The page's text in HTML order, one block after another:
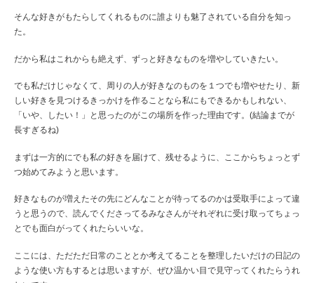
そんな好きがもたらしてくれるものに誰よりも魅了されている自分を知っ
た。
だから私はこれからも絶えず、ずっと好きなものを増やしていきたい。
でも私だけじゃなくて、周りの人が好きなのものを１つでも増やせたり、新
しい好きを見つけるきっかけを作ることなら私にもできるかもしれない、
「いや、したい！」と思ったのがこの場所を作った理由です。(結論までが
長すぎるね)
まずは一方的にでも私の好きを届けて、残せるように、ここからちょっとず
つ始めてみようと思います。
好きなものが増えたその先にどんなことが待ってるのかは受取手によって違
うと思うので、読んでくださってるみなさんがそれぞれに受け取ってちょっ
とでも面白がってくれたらいいな。
ここには、ただただ日常のこととか考えてることを整理したいだけの日記の
ような使い方もするとは思いますが、ぜひ温かい目で見守ってくれたらうれ